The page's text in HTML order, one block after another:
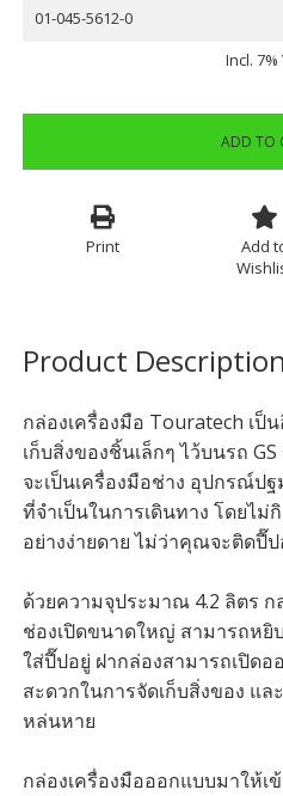
01-045-5612-0
Incl. 7%
ADD TO
Print
Add
Product Description
กล่องเครื่องมือ Touratech เป็
เก็บสิ่งของชิ้นเล็กๆ ไว้บนรถ
จะเป็นเครื่องมือช่าง อุปกรณ์ป
ที่จำเป็นในการเดินทาง โดยไ
อย่างง่ายดาย ไม่ว่าคุณจะติดปี๊
ด้วยความจุประมาณ 4.2 ลิตร ก
ช่องเปิดขนาดใหญ่ สามารถหยิ
ใส่ปี๊ปอยู่ ฝากล่องสามารถเปิดอ
สะดวกในการจัดเก็บสิ่งของ แ
หล่นหาย
กล่องเครื่องมือออกแบบมาให้เ